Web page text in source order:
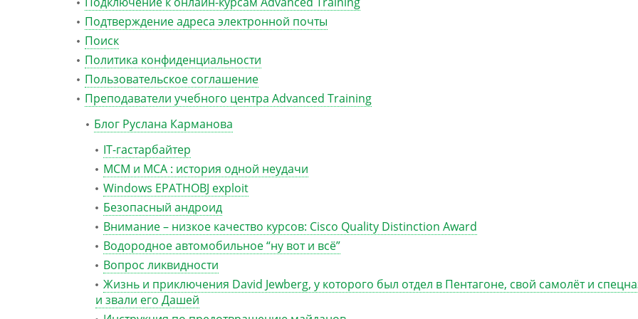
Подтверждение адреса электронной почты
Поиск
Политика конфиденциальности
Пользовательское соглашение
Преподаватели учебного центра Advanced Training
Блог Руслана Карманова
IT-гастарбайтер
MCM и MCA : история одной неудачи
Windows EPATHOBJ exploit
Безопасный андроид
Внимание – низкое качество курсов: Cisco Quality Distinction Award
Водородное автомобильное “ну вот и всё”
Вопрос ликвидности
Жизнь и приключения David Jewberg, у которого был отдел в Пентагоне, свой самолёт и
и звали его Дашей